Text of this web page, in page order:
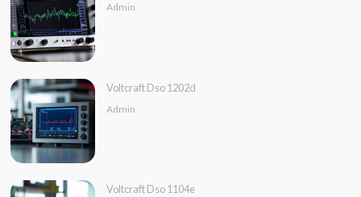
Admin
Voltcraft Dso 1202d
Admin
Voltcraft Dso 1104e